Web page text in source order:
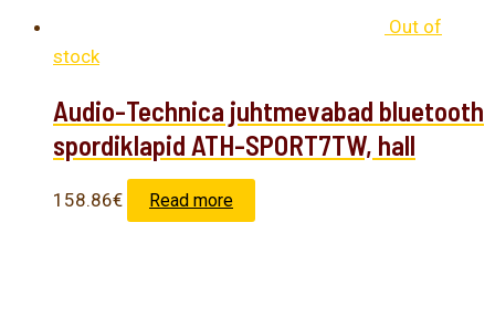
Out of
stock
Audio-Technica juhtmevabad bluetooth
spordiklapid ATH-SPORT7TW, hall
158.86€ Read more